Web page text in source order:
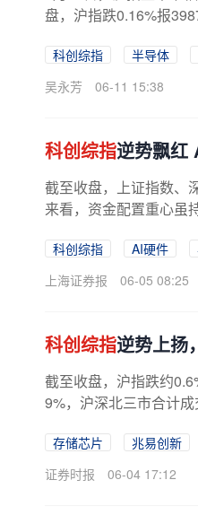
盘，沪指跌0.16%报
科创综指 半导体
吴永芳
06-11 15:38
科创综指逆势飘红
截至收盘，上证指数、
来看，资金配置重心虽
科创综指 AI硬件
上海证券报
06-05 08:25
科创综指逆势上扬
截至收盘，沪指跌约
9%，沪深北三市合计
存储芯片 兆易创新
证券时报
06-04 17:12